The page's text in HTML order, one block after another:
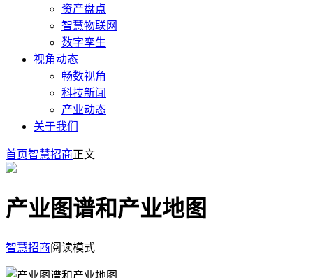
资产盘点
智慧物联网
数字孪生
视角动态
畅数视角
科技新闻
产业动态
关于我们
首页智慧招商正文
产业图谱和产业地图
智慧招商阅读模式